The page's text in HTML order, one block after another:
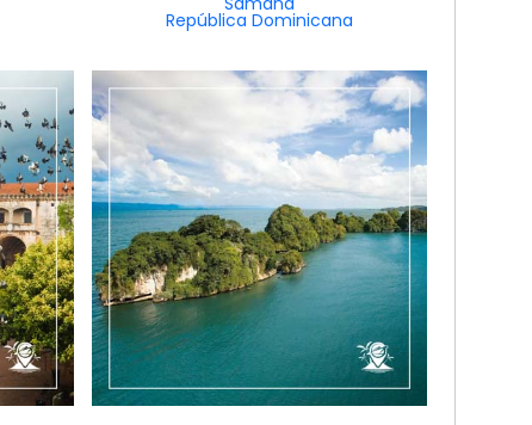
República Dominicana